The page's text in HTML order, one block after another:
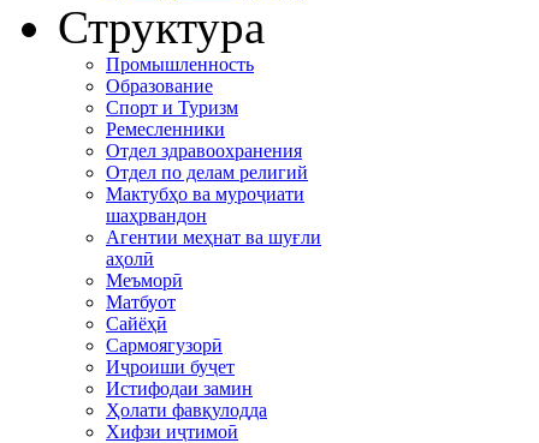
Структура
Промышленность
Образование
Спорт и Туризм
Ремесленники
Отдел здравоохранения
Отдел по делам религий
Мактубҳо ва муроҷиати
шаҳрвандон
Агентии меҳнат ва шуғли
аҳолӣ
Меъморӣ
Матбуот
Сайёҳӣ
Сармоягузорӣ
Иҷроиши буҷет
Истифодаи замин
Ҳолати фавқулодда
Хифзи иҷтимоӣ